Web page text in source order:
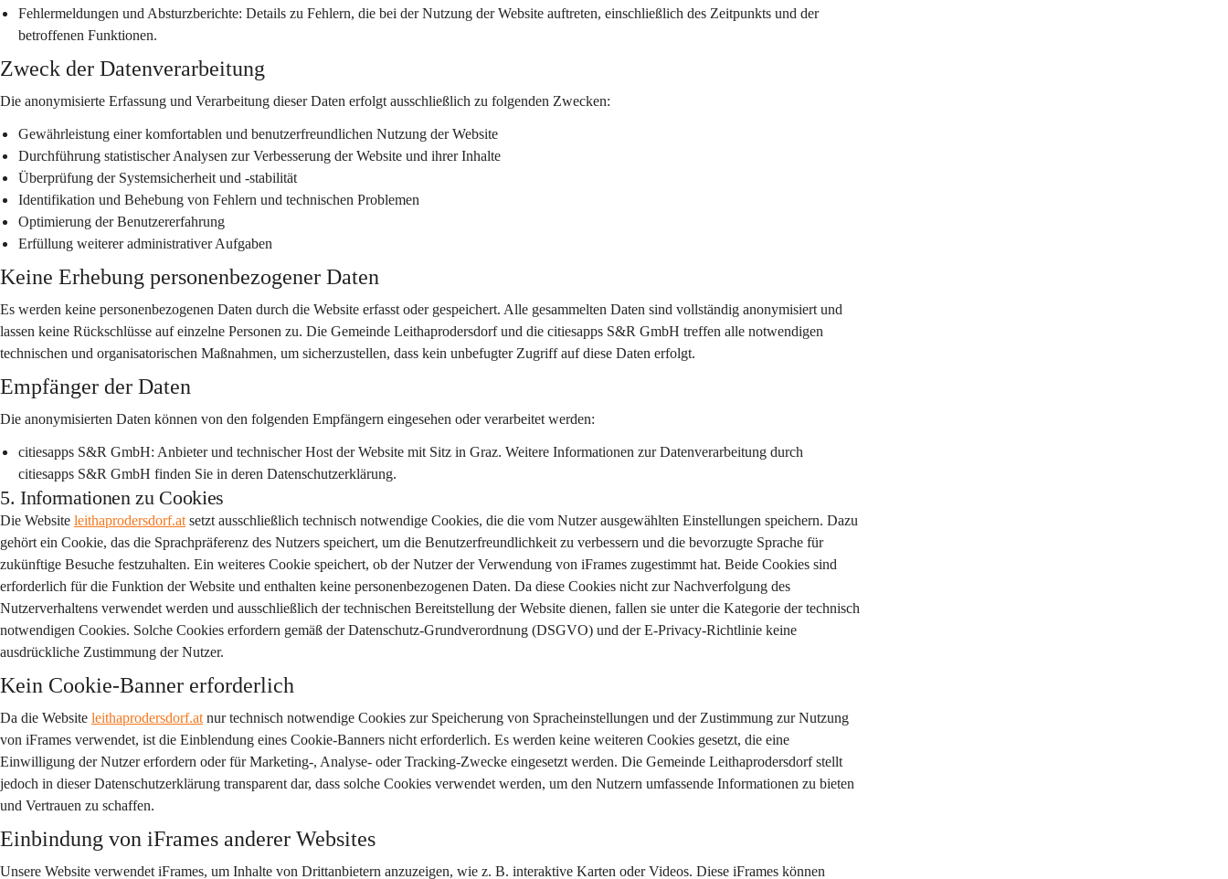
Fehlermeldungen und Absturzberichte: Details zu Fehlern, die bei der Nutzung der Website auftreten, einschließlich des Zeitpunkts und der
betroffenen Funktionen.
Zweck der Datenverarbeitung
Die anonymisierte Erfassung und Verarbeitung dieser Daten erfolgt ausschließlich zu folgenden Zwecken:
Gewährleistung einer komfortablen und benutzerfreundlichen Nutzung der Website
Durchführung statistischer Analysen zur Verbesserung der Website und ihrer Inhalte
Überprüfung der Systemsicherheit und -stabilität
Identifikation und Behebung von Fehlern und technischen Problemen
Optimierung der Benutzererfahrung
Erfüllung weiterer administrativer Aufgaben
Keine Erhebung personenbezogener Daten
Es werden keine personenbezogenen Daten durch die Website erfasst oder gespeichert. Alle gesammelten Daten sind vollständig anonymisiert und
lassen keine Rückschlüsse auf einzelne Personen zu. Die Gemeinde Leithaprodersdorf und die citiesapps S&R GmbH treffen alle notwendigen
technischen und organisatorischen Maßnahmen, um sicherzustellen, dass kein unbefugter Zugriff auf diese Daten erfolgt.
Empfänger der Daten
Die anonymisierten Daten können von den folgenden Empfängern eingesehen oder verarbeitet werden:
citiesapps S&R GmbH: Anbieter und technischer Host der Website mit Sitz in Graz. Weitere Informationen zur Datenverarbeitung durch
citiesapps S&R GmbH finden Sie in deren Datenschutzerklärung.
5. Informationen zu Cookies
Die Website leithaprodersdorf.at setzt ausschließlich technisch notwendige Cookies, die die vom Nutzer ausgewählten Einstellungen speichern. Dazu
gehört ein Cookie, das die Sprachpräferenz des Nutzers speichert, um die Benutzerfreundlichkeit zu verbessern und die bevorzugte Sprache für
zukünftige Besuche festzuhalten. Ein weiteres Cookie speichert, ob der Nutzer der Verwendung von iFrames zugestimmt hat. Beide Cookies sind
erforderlich für die Funktion der Website und enthalten keine personenbezogenen Daten. Da diese Cookies nicht zur Nachverfolgung des
Nutzerverhaltens verwendet werden und ausschließlich der technischen Bereitstellung der Website dienen, fallen sie unter die Kategorie der technisch
notwendigen Cookies. Solche Cookies erfordern gemäß der Datenschutz-Grundverordnung (DSGVO) und der E-Privacy-Richtlinie keine
ausdrückliche Zustimmung der Nutzer.
Kein Cookie-Banner erforderlich
Da die Website leithaprodersdorf.at nur technisch notwendige Cookies zur Speicherung von Spracheinstellungen und der Zustimmung zur Nutzung
von iFrames verwendet, ist die Einblendung eines Cookie-Banners nicht erforderlich. Es werden keine weiteren Cookies gesetzt, die eine
Einwilligung der Nutzer erfordern oder für Marketing-, Analyse- oder Tracking-Zwecke eingesetzt werden. Die Gemeinde Leithaprodersdorf stellt
jedoch in dieser Datenschutzerklärung transparent dar, dass solche Cookies verwendet werden, um den Nutzern umfassende Informationen zu bieten
und Vertrauen zu schaffen.
Einbindung von iFrames anderer Websites
Unsere Website verwendet iFrames, um Inhalte von Drittanbietern anzuzeigen, wie z. B. interaktive Karten oder Videos. Diese iFrames können